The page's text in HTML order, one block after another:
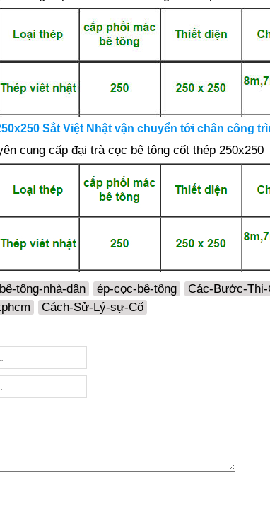
Sắt Việt Nhật vận chuyển tới chân công
cung cấp đại trà cọc bê tông cốt thép 250x250
tông-nhà-dân ép-cọc-bê-tông Các-Bước-Thi-
Cách-Sử-Lý-sự-Cố